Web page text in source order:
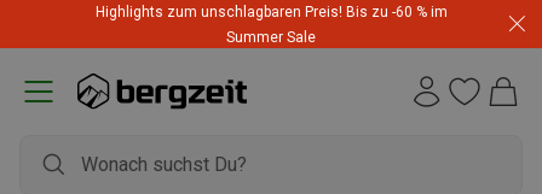
Highlights zum unschlagbaren Preis! Bis zu -60 % im
Summer Sale